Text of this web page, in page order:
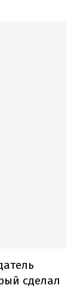
сделал